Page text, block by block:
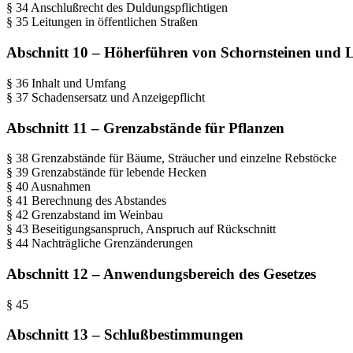
§ 34 Anschlußrecht des Duldungspflichtigen
§ 35 Leitungen in öffentlichen Straßen
Abschnitt 10 – Höherführen von Schornsteinen und
§ 36 Inhalt und Umfang
§ 37 Schadensersatz und Anzeigepflicht
Abschnitt 11 – Grenzabstände für Pflanzen
§ 38 Grenzabstände für Bäume, Sträucher und einzelne Rebstöcke
§ 39 Grenzabstände für lebende Hecken
§ 40 Ausnahmen
§ 41 Berechnung des Abstandes
§ 42 Grenzabstand im Weinbau
§ 43 Beseitigungsanspruch, Anspruch auf Rückschnitt
§ 44 Nachträgliche Grenzänderungen
Abschnitt 12 – Anwendungsbereich des Gesetzes
§ 45
Abschnitt 13 – Schlußbestimmungen